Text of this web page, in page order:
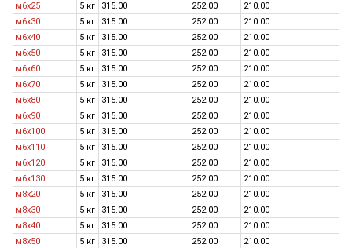
м6х25
5 кг 315.00 252.00
210.00
м6х30
5 кг 315.00 252.00
210.00
м6х40
5 кг 315.00 252.00
210.00
м6х50
5 кг 315.00 252.00
210.00
м6х60
5 кг 315.00 252.00
210.00
м6х70
5 кг 315.00 252.00
210.00
м6х80
5 кг 315.00 252.00
210.00
м6х90
5 кг 315.00 252.00
210.00
м6х100
5 кг 315.00 252.00
210.00
м6х110
5 кг 315.00 252.00
210.00
м6х120
5 кг 315.00 252.00
210.00
м6х130
5 кг 315.00 252.00
210.00
м8х20
5 кг 315.00 252.00
210.00
м8х30
5 кг 315.00 252.00
210.00
м8х40
5 кг 315.00 252.00
210.00
м8х50
5 кг 315.00 252.00
210.00